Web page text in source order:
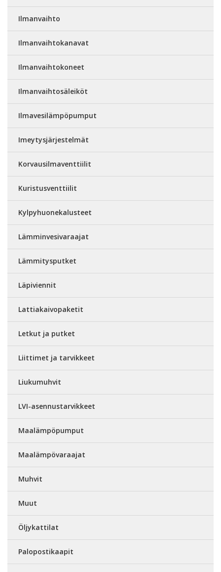
Ilmanvaihto
Ilmanvaihtokanavat
Ilmanvaihtokoneet
Ilmanvaihtosäleiköt
Ilmavesilämpöpumput
Imeytysjärjestelmät
Korvausilmaventtiilit
Kuristusventtiilit
Kylpyhuonekalusteet
Lämminvesivaraajat
Lämmitysputket
Läpiviennit
Lattiakaivopaketit
Letkut ja putket
Liittimet ja tarvikkeet
Liukumuhvit
LVI-asennustarvikkeet
Maalämpöpumput
Maalämpövaraajat
Muhvit
Muut
Öljykattilat
Palopostikaapit